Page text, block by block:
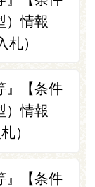
）情報
）
』【条件
）情報
）
』【条件